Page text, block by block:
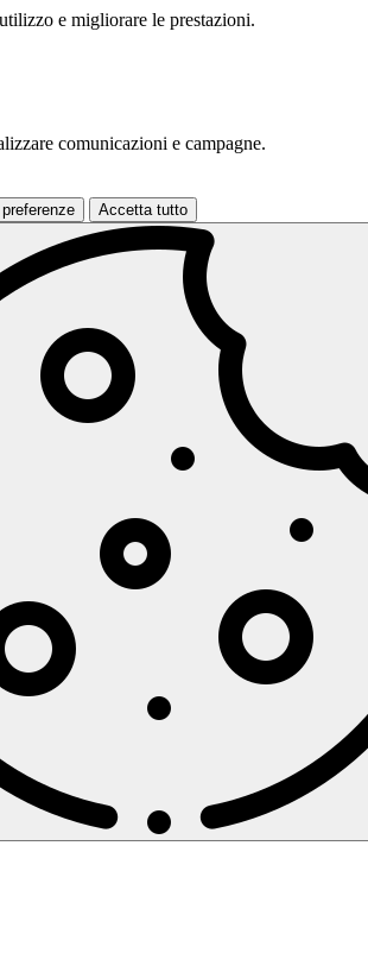
e migliorare le prestazioni.
comunicazioni e campagne.
Accetta tutto